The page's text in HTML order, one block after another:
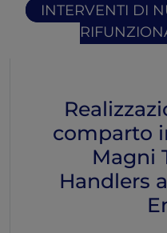
INTERVENTI DI
comparto
Magni
Handlers